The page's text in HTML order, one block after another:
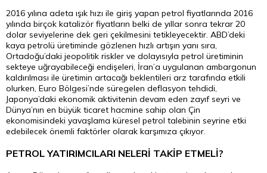
2016 yılına adeta ışık hızı ile giriş yapan petrol fiyatlarında 2016
yılında birçok katalizör fiyatların belki de yıllar sonra tekrar 20
dolar seviyelerine dek geri çekilmesini tetikleyecektir. ABD’deki
kaya petrolü üretiminde gözlenen hızlı artışın yanı sıra,
Ortadoğu’daki jeopolitik riskler ve dolayısıyla petrol üretiminin
sekteye uğrayabileceği endişeleri, İran’a uygulanan ambargonun
kaldırılması ile üretimin artacağı beklentileri arz tarafında etkili
olurken, Euro Bölgesi’nde süregelen deflasyon tehdidi,
Japonya’daki ekonomik aktivitenin devam eden zayıf seyri ve
Dünya’nın en büyük ticaret hacmine sahip olan Çin
ekonomisindeki yavaşlama küresel petrol talebinin seyrine etki
edebilecek önemli faktörler olarak karşımıza çıkıyor.
PETROL YATIRIMCILARI NELERİ TAKİP ETMELİ?